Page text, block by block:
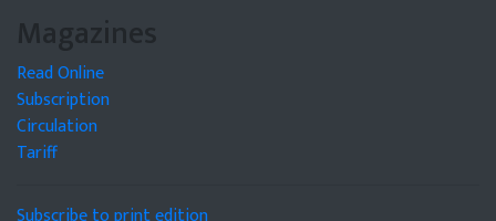
Magazines
Read Online
Subscription
Circulation
Tariff